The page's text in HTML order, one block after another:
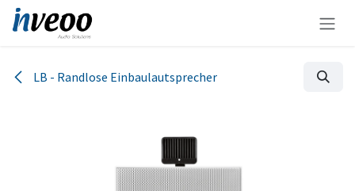
Zum Inhalt springen
LB - Randlose Einbaulautsprecher